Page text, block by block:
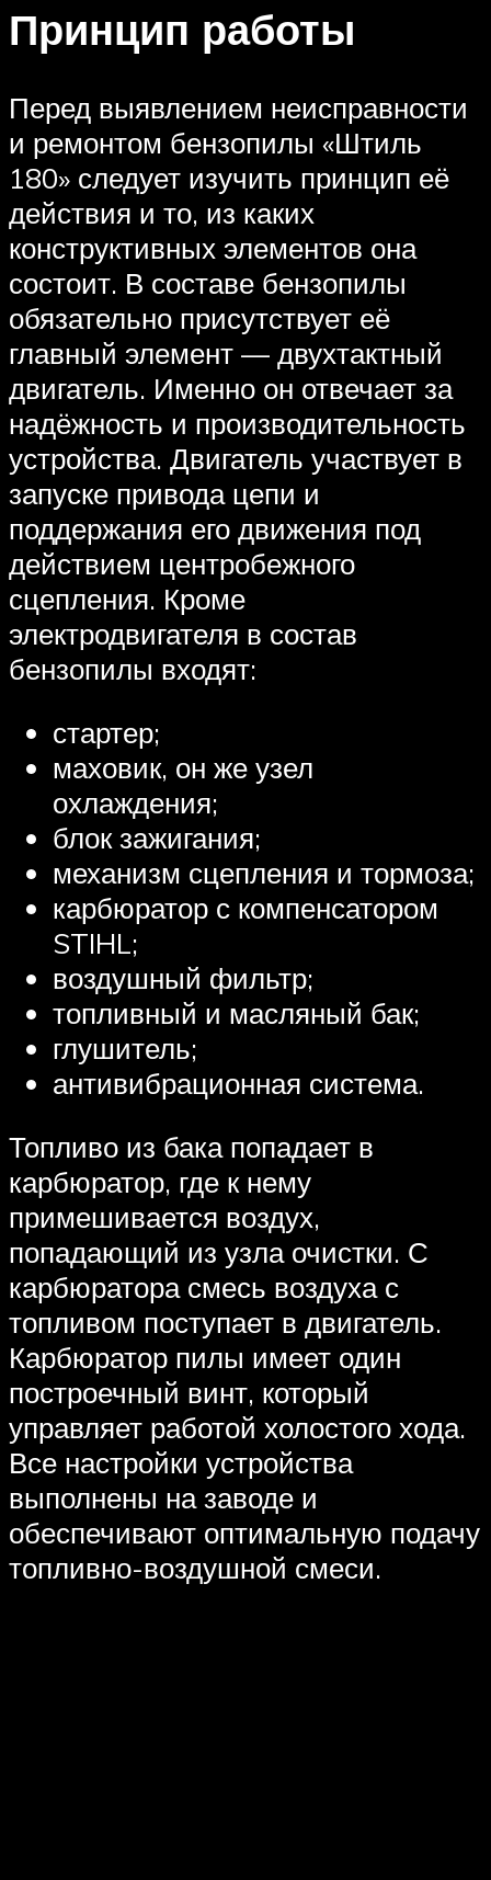
Принцип работы
Перед выявлением неисправности
и ремонтом бензопилы «Штиль
180» следует изучить принцип её
действия и то, из каких
конструктивных элементов она
состоит. В составе бензопилы
обязательно присутствует её
главный элемент — двухтактный
двигатель. Именно он отвечает за
надёжность и производительность
устройства. Двигатель участвует в
запуске привода цепи и
поддержания его движения под
действием центробежного
сцепления. Кроме
электродвигателя в состав
бензопилы входят:
стартер;
маховик, он же узел
охлаждения;
блок зажигания;
механизм сцепления и тормоза;
карбюратор с компенсатором
STIHL;
воздушный фильтр;
топливный и масляный бак;
глушитель;
антивибрационная система.
Топливо из бака попадает в
карбюратор, где к нему
примешивается воздух,
попадающий из узла очистки. С
карбюратора смесь воздуха с
топливом поступает в двигатель.
Карбюратор пилы имеет один
построечный винт, который
управляет работой холостого хода.
Все настройки устройства
выполнены на заводе и
обеспечивают оптимальную подачу
топливно-воздушной смеси.